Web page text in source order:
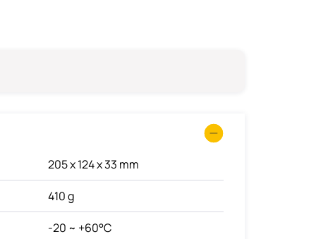
205 x 124 x 33 mm
410 g
-20 ~ +60°C